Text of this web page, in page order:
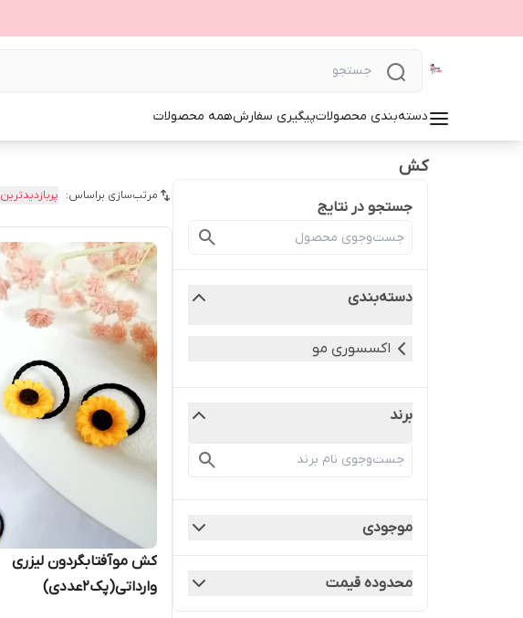
دسته‌بندی محصولاتپیگیری سفارشهمه محصولات
کش
جستجو در نتایج
دسته‌بندی
اکسسوری مو
برند
موجودی
محدوده قیمت
مرتب‌سازی براساس: پربازدیدترین
کش موآفتابگردون لیزری
وارداتی(پک2عددی)